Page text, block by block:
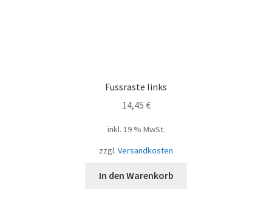
Fussraste links
14,45 €
inkl. 19 % MwSt.
zzgl. Versandkosten
In den Warenkorb